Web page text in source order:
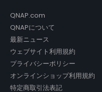
QNAP.com
QNAPについて
最新ニュース
ウェブサイト利用規約
プライバシーポリシー
オンラインショップ利用規約
特定商取引法表記